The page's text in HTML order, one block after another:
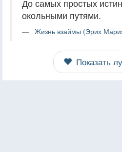
До самых простых
окольными путями.
Жизнь взаймы (Эрих
Показать